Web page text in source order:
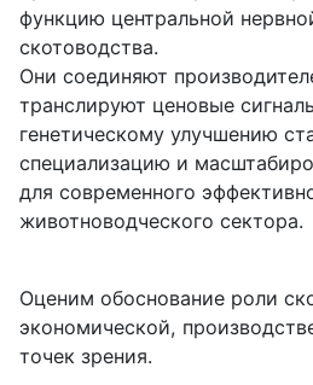
функцию центральной
скотоводства.
Они соединяют
транслируют ценовые
генетическому улучшению
специализацию и
для современного
животноводческого сектора.
Оценим обоснование роли
экономической,
точек зрения.